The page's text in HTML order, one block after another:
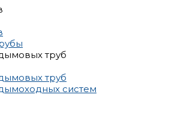
труб
труб
систем